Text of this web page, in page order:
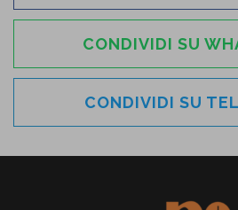
CONDIVIDI SU
CONDIVIDI SU